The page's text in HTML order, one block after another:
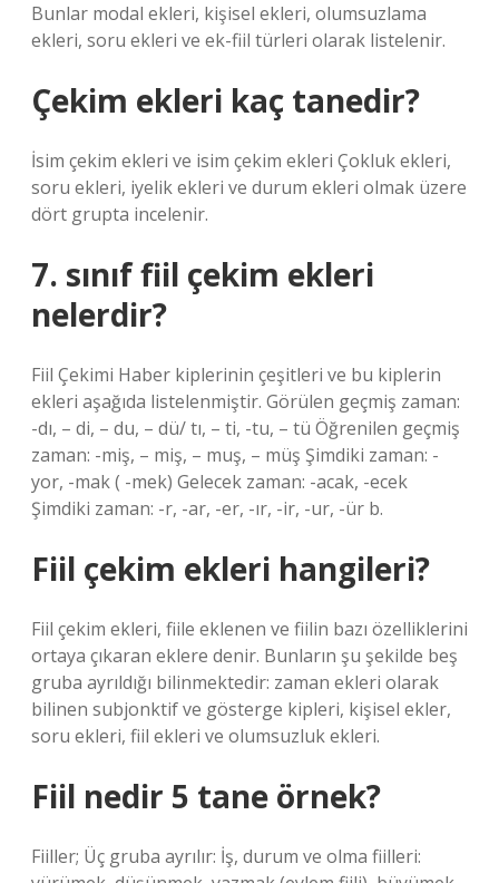
Bunlar modal ekleri, kişisel ekleri, olumsuzlama
ekleri, soru ekleri ve ek-fiil türleri olarak listelenir.
Çekim ekleri kaç tanedir?
İsim çekim ekleri ve isim çekim ekleri Çokluk ekleri,
soru ekleri, iyelik ekleri ve durum ekleri olmak üzere
dört grupta incelenir.
7. sınıf fiil çekim ekleri
nelerdir?
Fiil Çekimi Haber kiplerinin çeşitleri ve bu kiplerin
ekleri aşağıda listelenmiştir. Görülen geçmiş zaman:
-dı, – di, – du, – dü/ tı, – ti, -tu, – tü Öğrenilen geçmiş
zaman: -miş, – miş, – muş, – müş Şimdiki zaman: -
yor, -mak ( -mek) Gelecek zaman: -acak, -ecek
Şimdiki zaman: -r, -ar, -er, -ır, -ir, -ur, -ür b.
Fiil çekim ekleri hangileri?
Fiil çekim ekleri, fiile eklenen ve fiilin bazı özelliklerini
ortaya çıkaran eklere denir. Bunların şu şekilde beş
gruba ayrıldığı bilinmektedir: zaman ekleri olarak
bilinen subjonktif ve gösterge kipleri, kişisel ekler,
soru ekleri, fiil ekleri ve olumsuzluk ekleri.
Fiil nedir 5 tane örnek?
Fiiller; Üç gruba ayrılır: İş, durum ve olma fiilleri: